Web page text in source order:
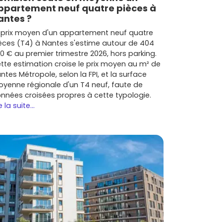
neuf quatre pièces à
?
prix moyen d'un appartement neuf quatre
(T4) à Nantes s'estime autour de 404
€ au premier trimestre 2026, hors parking.
estimation croise le prix moyen au m² de
Métropole, selon la FPI, et la surface
régionale d'un T4 neuf, faute de
croisées propres à cette typologie.
la suite...